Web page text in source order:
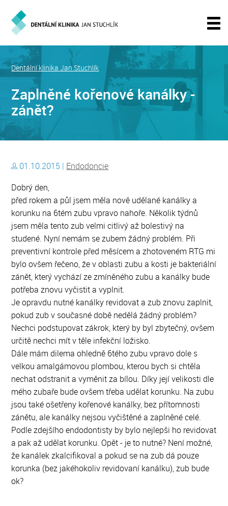
Zaplněné kořenové kanálky -
zánět?
Dentální klinika Jan Stuchlík
01.10.2015 | Endodoncie
Dobrý den,
před rokem a půl jsem měla nově udělané kanálky a
korunku na 6tém zubu vpravo nahoře. Několik týdnů
jsem měla tento zub velmi citlivý až bolestivý na
studené. Nyní nemám se zubem žádný problém. Při
preventivní kontrole před měsícem a zhotoveném RTG mi
bylo ovšem řečeno, že v oblasti zubu a kosti je bakteriální
zánět, který vychází ze zmíněného zubu a kanálky bude
potřeba znovu vyčistit a vyplnit.
Je opravdu nutné kanálky revidovat a zub znovu zaplnit,
pokud zub v současné době nedělá žádný problém?
Nechci podstupovat zákrok, který by byl zbytečný, ovšem
určitě nechci mít v těle infekční ložisko.
Dále mám dilema ohledně 6tého zubu vpravo dole s
velkou amalgámovou plombou, kterou bych si chtěla
nechat odstranit a vyměnit za bílou. Díky její velikosti dle
mého zubaře bude ovšem třeba udělat korunku. Na zubu
jsou také ošetřeny kořenové kanálky, bez přítomnosti
zánětu, ale kanálky nejsou vyčištěné a zaplněné celé.
Podle zdejšího endodontisty by bylo nejlepši ho revidovat
a pak až udělat korunku. Opět - je to nutné? Není možné,
že kanálek zkalcifikoval a pokud se na zub dá pouze
korunka (bez jakéhokoliv revidovaní kanálku), zub bude
ok?